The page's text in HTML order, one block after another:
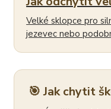
Velké sklopce pro
jezevec nebo
🎯 Jak chytit